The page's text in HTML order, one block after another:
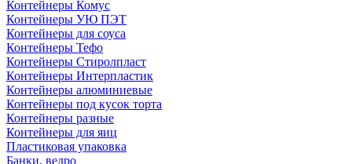
Контейнеры Комус
Контейнеры УЮ ПЭТ
Контейнеры для соуса
Контейнеры Тефо
Контейнеры Стиролпласт
Контейнеры Интерпластик
Контейнеры алюминиевые
Контейнеры под кусок торта
Контейнеры разные
Контейнеры для яиц
Пластиковая упаковка
Банки, ведро